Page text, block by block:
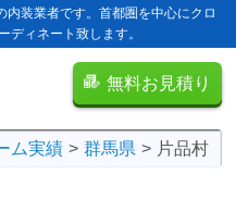
装業者です。首都圏を中心にクロ
ディネート致します。
無料お見積り
ム実績 群馬県 片品村